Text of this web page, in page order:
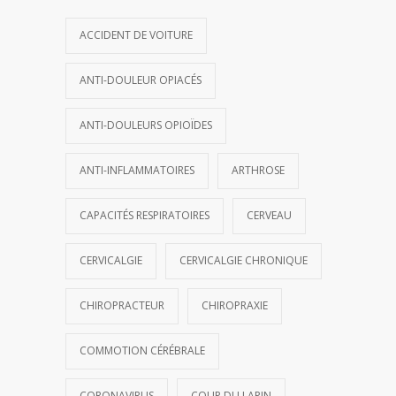
ACCIDENT DE VOITURE
ANTI-DOULEUR OPIACÉS
ANTI-DOULEURS OPIOÏDES
ANTI-INFLAMMATOIRES ARTHROSE
CAPACITÉS RESPIRATOIRES CERVEAU
CERVICALGIE CERVICALGIE CHRONIQUE
CHIROPRACTEUR CHIROPRAXIE
COMMOTION CÉRÉBRALE